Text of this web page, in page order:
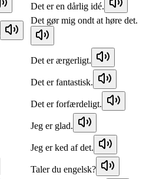
Det er en dårlig idé.
Det gør mig ondt at høre det.
Det er ærgerligt.
Det er fantastisk.
Det er forfærdeligt.
Jeg er glad.
Jeg er ked af det.
Taler du engelsk?